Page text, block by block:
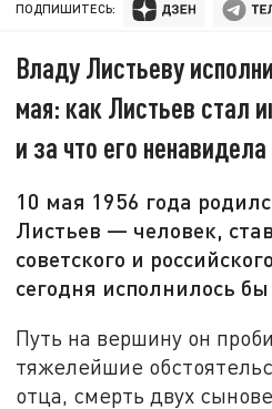
ПОДПИШИТЕСЬ:
Владу Листьеву
мая: как Листьев стал
и за что его
10 мая 1956 года
Листьев — человек,
советского и
сегодня исполнилось
Путь на вершину он
тяжелейшие
отца, смерть двух